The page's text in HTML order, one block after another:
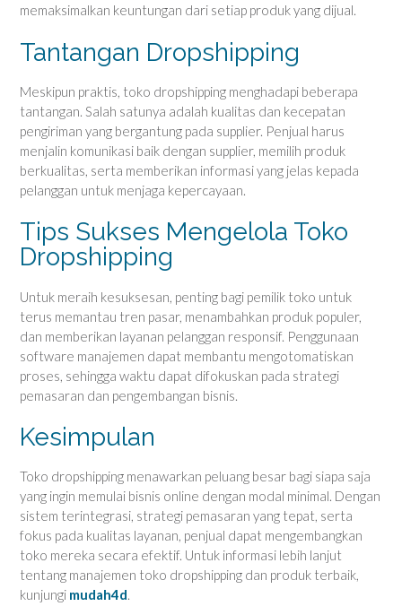
memaksimalkan keuntungan dari setiap produk yang dijual.
Tantangan Dropshipping
Meskipun praktis, toko dropshipping menghadapi beberapa
tantangan. Salah satunya adalah kualitas dan kecepatan
pengiriman yang bergantung pada supplier. Penjual harus
menjalin komunikasi baik dengan supplier, memilih produk
berkualitas, serta memberikan informasi yang jelas kepada
pelanggan untuk menjaga kepercayaan.
Tips Sukses Mengelola Toko
Dropshipping
Untuk meraih kesuksesan, penting bagi pemilik toko untuk
terus memantau tren pasar, menambahkan produk populer,
dan memberikan layanan pelanggan responsif. Penggunaan
software manajemen dapat membantu mengotomatiskan
proses, sehingga waktu dapat difokuskan pada strategi
pemasaran dan pengembangan bisnis.
Kesimpulan
Toko dropshipping menawarkan peluang besar bagi siapa saja
yang ingin memulai bisnis online dengan modal minimal. Dengan
sistem terintegrasi, strategi pemasaran yang tepat, serta
fokus pada kualitas layanan, penjual dapat mengembangkan
toko mereka secara efektif. Untuk informasi lebih lanjut
tentang manajemen toko dropshipping dan produk terbaik,
kunjungi mudah4d.